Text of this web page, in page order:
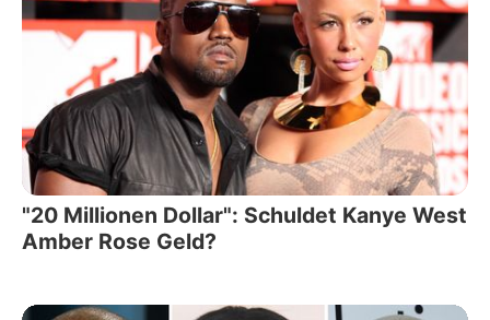
"20 Millionen Dollar": Schuldet Kanye West
Amber Rose Geld?